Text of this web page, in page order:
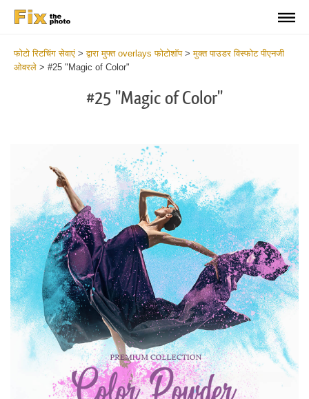
फोटो रिटचिंग सेवाएं >द्वारा मुफ्त overlays फोटोशॉप>मुक्त पाउडर विस्फोट पीएनजी
ओवरले > #25 "Magic of Color"
#25 "Magic of Color"
कृपया चुने
Free Powder Overlay #25
Small 800*533px